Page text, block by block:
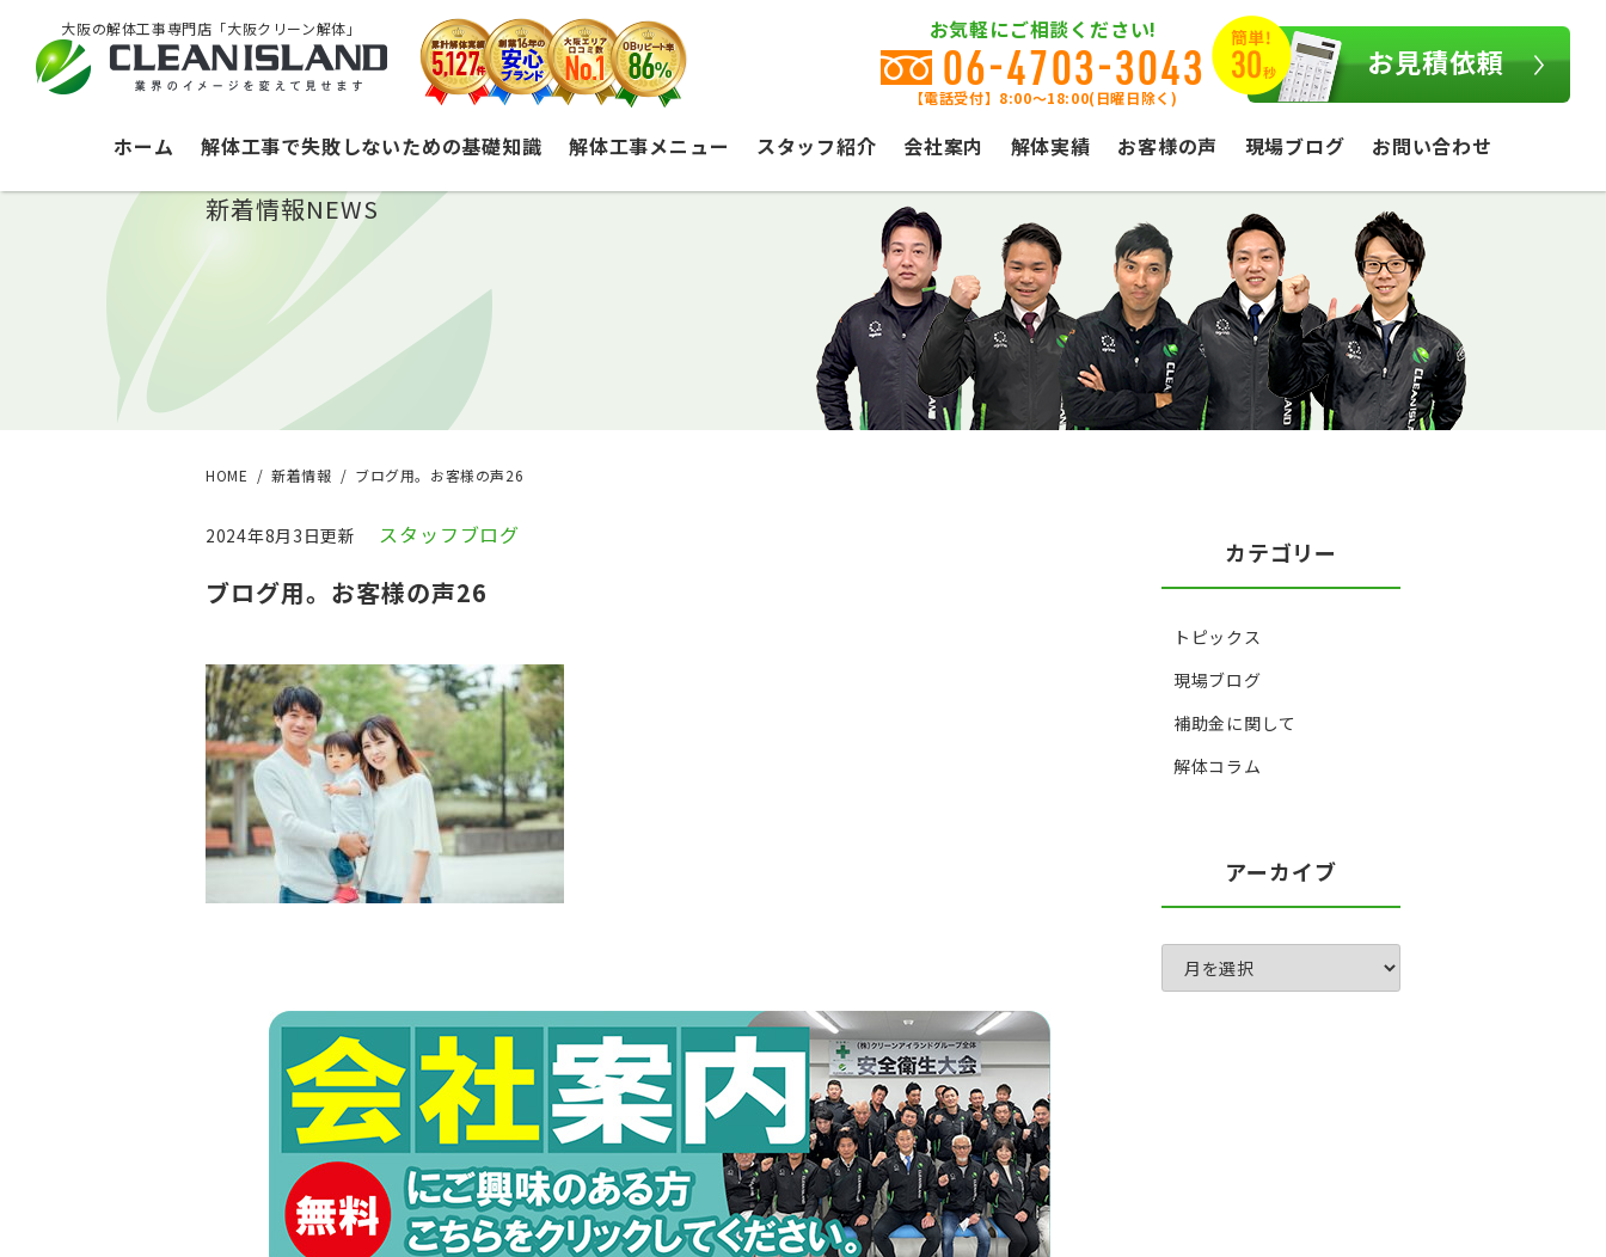
大阪の解体工事専門店「大阪クリーン解体」 お気軽にご相談ください!
06-4703-3043
【電話受付】8:00〜18:00(日曜日除く)
お見積依頼
ホーム 解体工事で失敗しないための基礎知識 解体工事メニュー スタッフ紹介 会社案内 解体実績 お客様の声 現場ブログ お問い合わせ
新着情報NEWS
HOME 新着情報 ブログ用。お客様の声26
2024年8月3日更新 スタッフブログ
ブログ用。お客様の声26
カテゴリー
トピックス
現場ブログ
補助金に関して
解体コラム
アーカイブ